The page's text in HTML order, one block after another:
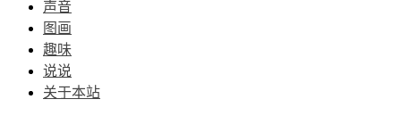
声音
图画
趣味
说说
关于本站